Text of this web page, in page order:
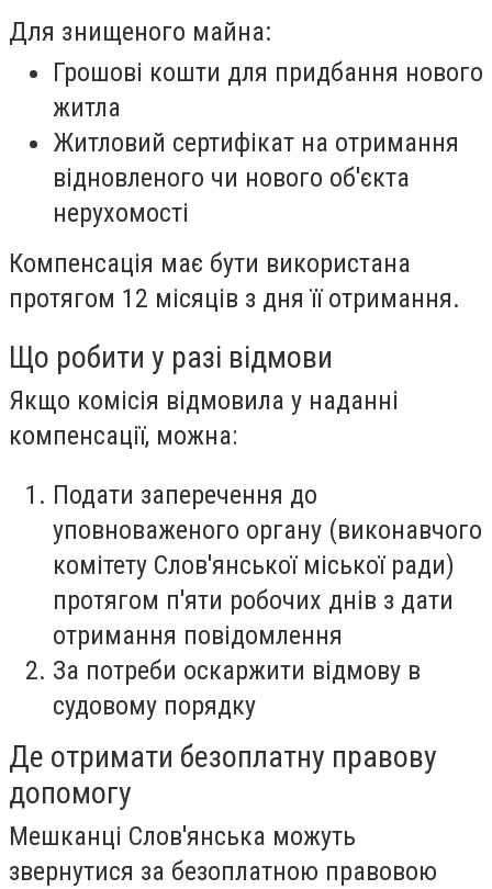
Для знищеного майна:
Грошові кошти для придбання нового
житла
Житловий сертифікат на отримання
відновленого чи нового об'єкта
нерухомості
Компенсація має бути використана
протягом 12 місяців з дня її отримання.
Що робити у разі відмови
Якщо комісія відмовила у наданні
компенсації, можна:
Подати заперечення до
уповноваженого органу (виконавчого
комітету Слов'янської міської ради)
протягом п'яти робочих днів з дати
отримання повідомлення
За потреби оскаржити відмову в
судовому порядку
Де отримати безоплатну правову
допомогу
Мешканці Слов'янська можуть
звернутися за безоплатною правовою